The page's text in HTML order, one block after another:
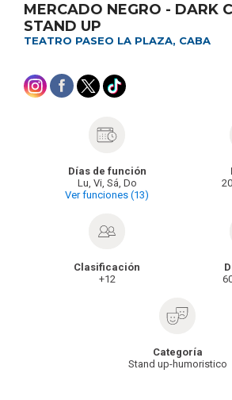
MERCADO NEGRO - DARK
STAND UP
TEATRO PASEO LA PLAZA, CABA
Clasificación
+12
Días de función
Lu, Vi, Sá, Do
Ver funciones (13)
Categoría
Stand up-humoristico